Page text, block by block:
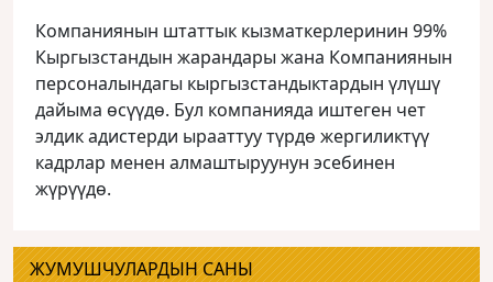
Компаниянын штаттык кызматкерлеринин 99%
Кыргызстандын жарандары жана Компаниянын
персоналындагы кыргызстандыктардын үлүшү
дайыма өсүүдө. Бул компанияда иштеген чет
элдик адистерди ырааттуу түрдө жергиликтүү
кадрлар менен алмаштыруунун эсебинен
жүрүүдө.
ЖУМУШЧУЛАРДЫН САНЫ